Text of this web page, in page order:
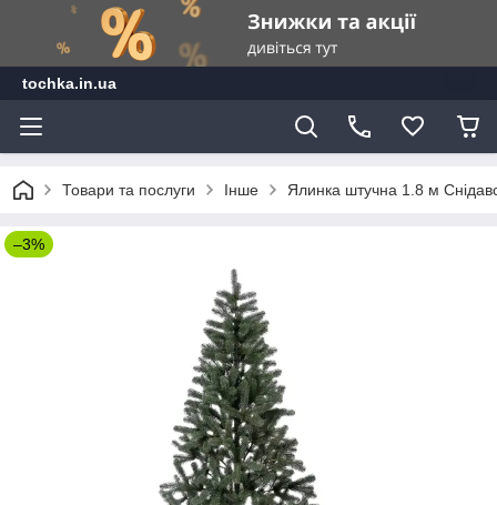
tochka.in.ua
Товари та послуги Інше Ялинка штучна 1.8 м
–3%